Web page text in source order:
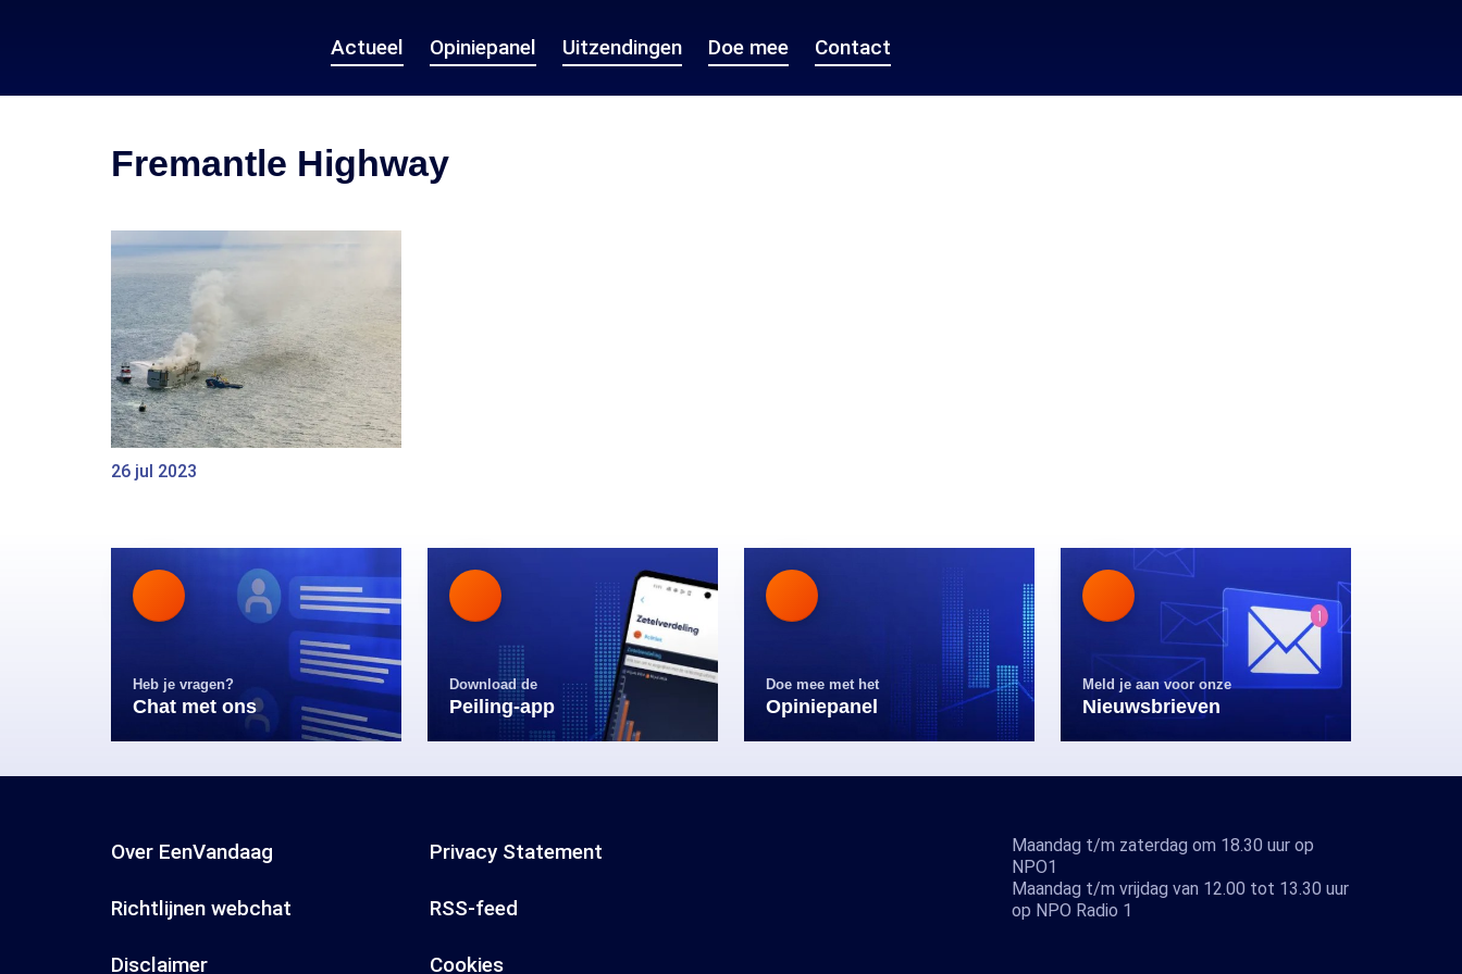
Actueel Opiniepanel Uitzendingen Doe mee Contact
Fremantle Highway
26 jul 2023
Heb je vragen?
Chat met ons
Download de
Peiling-app
Doe mee met het
Opiniepanel
Meld je aan voor onze
Nieuwsbrieven
Over EenVandaag Privacy Statement
Richtlijnen webchat RSS-feed
Disclaimer Cookies
Maandag t/m zaterdag om 18.30 uur op
NPO1
Maandag t/m vrijdag van 12.00 tot 13.30 uur
op NPO Radio 1